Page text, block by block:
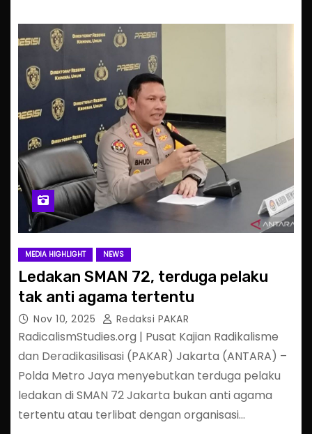
MEDIA HIGHLIGHT NEWS
Ledakan SMAN 72, terduga pelaku
tak anti agama tertentu
Nov 10, 2025 Redaksi PAKAR
RadicalismStudies.org | Pusat Kajian Radikalisme
dan Deradikasilisasi (PAKAR) Jakarta (ANTARA) –
Polda Metro Jaya menyebutkan terduga pelaku
ledakan di SMAN 72 Jakarta bukan anti agama
tertentu atau terlibat dengan organisasi…